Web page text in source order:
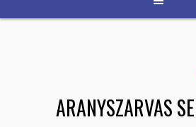
ARANYSZARVAS SE